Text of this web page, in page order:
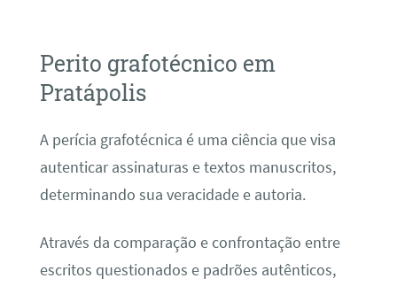
Perito grafotécnico em
Pratápolis
A perícia grafotécnica é uma ciência que visa
autenticar assinaturas e textos manuscritos,
determinando sua veracidade e autoria.
Através da comparação e confrontação entre
escritos questionados e padrões autênticos,